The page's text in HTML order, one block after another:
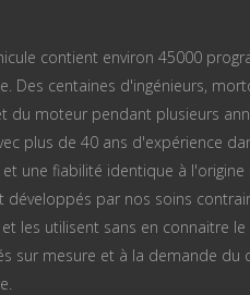
contient environ 45000
Des centaines d'ingénieurs,
du moteur pendant plusieurs
plus de 40 ans d'expérience
une fiabilité identique à
développés par nos soins
les utilisent sans en connaitre
sur mesure et à la demande du